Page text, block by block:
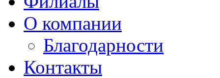
О компании
Благодарности
Контакты